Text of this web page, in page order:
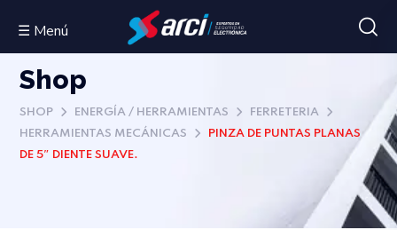
☰ Menú
Shop
SHOP ENERGÍA / HERRAMIENTAS
FERRETERIA
HERRAMIENTAS MECÁNICAS
PINZA DE PUNTAS PLANAS
DE 5″ DIENTE SUAVE.